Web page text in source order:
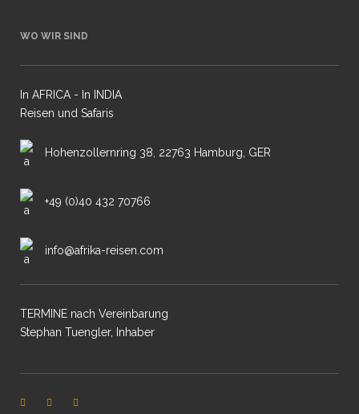
WO WIR SIND
In AFRICA - In INDIA
Reisen und Safaris
Hohenzollernring 38, 22763 Hamburg, GER
+49 (0)40 432 70766
info@afrika-reisen.com
TERMINE nach Vereinbarung
Stephan Tuengler, Inhaber